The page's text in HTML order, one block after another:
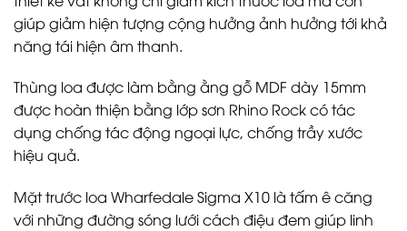
giúp giảm hiện tượng cộng hưởng ảnh hưởng tới khả
năng tái hiện âm thanh.
Thùng loa được làm bằng ằng gỗ MDF dày 15mm
được hoàn thiện bằng lớp sơn Rhino Rock có tác
dụng chống tác động ngoại lực, chống trầy xước
hiệu quả.
Mặt trước loa Wharfedale Sigma X10 là tấm ê căng
với những đường sóng lưới cách điệu đem giúp linh